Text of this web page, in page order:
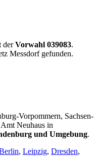
derVorwahl 039083.
Messdorf gefunden.
Vorpommern, Sachsen-
Neuhaus in
und Umgebung.
, Leipzig, Dresden,